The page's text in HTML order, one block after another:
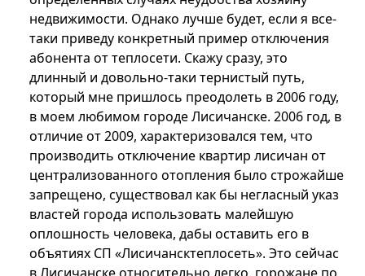
недвижимости. Однако лучше будет, если я все-
таки приведу конкретный пример отключения
абонента от теплосети. Скажу сразу, это
длинный и довольно-таки тернистый путь,
который мне пришлось преодолеть в 2006 году,
в моем любимом городе Лисичанске. 2006 год, в
отличие от 2009, характеризовался тем, что
производить отключение квартир лисичан от
централизованного отопления было строжайше
запрещено, существовал как бы негласный указ
властей города использовать малейшую
оплошность человека, дабы оставить его в
объятиях СП «Лисичансктеплосеть». Это сейчас